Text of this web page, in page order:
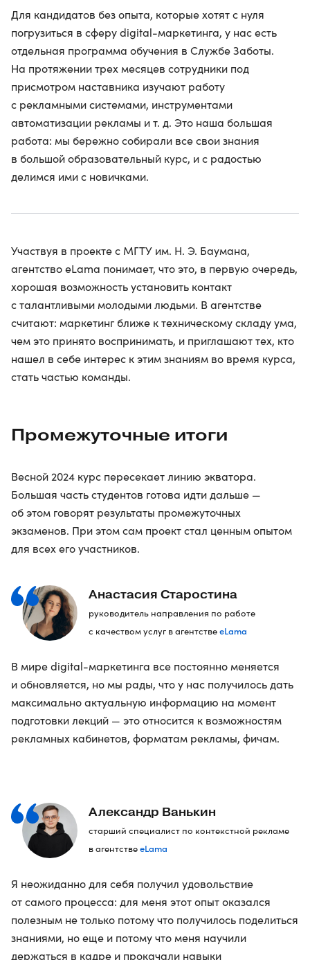
Для кандидатов без опыта, которые хотят с нуля
погрузиться в сферу digital-маркетинга, у нас есть
отдельная программа обучения в Службе Заботы.
На протяжении трех месяцев сотрудники под
присмотром наставника изучают работу
с рекламными системами, инструментами
автоматизации рекламы и т. д. Это наша большая
работа: мы бережно собирали все свои знания
в большой образовательный курс, и с радостью
делимся ими с новичками.
Участвуя в проекте c МГТУ им. Н. Э. Баумана,
агентство eLama понимает, что это, в первую очередь,
хорошая возможность установить контакт
с талантливыми молодыми людьми. В агентстве
считают: маркетинг ближе к техническому складу ума,
чем это принято воспринимать, и приглашают тех, кто
нашел в себе интерес к этим знаниям во время курса,
стать частью команды.
Промежуточные итоги
Весной 2024 курс пересекает линию экватора.
Большая часть студентов готова идти дальше —
об этом говорят результаты промежуточных
экзаменов. При этом сам проект стал ценным опытом
для всех его участников.
Анастасия Старостина
руководитель направления по работе
с качеством услуг в агентствеeLama
В мире digital-маркетинга все постоянно меняется
и обновляется, но мы рады, что у нас получилось дать
максимально актуальную информацию на момент
подготовки лекций — это относится к возможностям
рекламных кабинетов, форматам рекламы, фичам.
Александр Ванькин
старший специалист по контекстной рекламе
в агентствеeLama
Я неожиданно для себя получил удовольствие
от самого процесса: для меня этот опыт оказался
полезным не только потому что получилось поделиться
знаниями, но еще и потому что меня научили
держаться в кадре и прокачали навыки